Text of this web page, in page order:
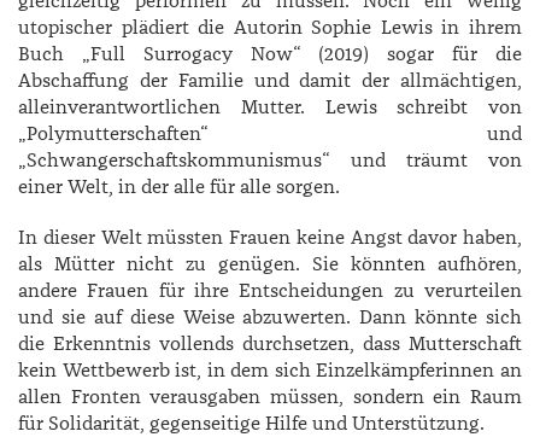
utopischer plädiert die Autorin ­Sophie ­Lewis in ihrem
Buch „Full Surrogacy Now“ (2019) sogar für die
Abschaffung der Familie und damit der allmächtigen,
alleinverantwortlichen Mutter. Lewis schreibt von
„Polymutterschaften“ und
„Schwangerschaftskommunismus“ und träumt von
einer Welt, in der alle für alle sorgen.
In dieser Welt müssten Frauen keine Angst davor haben,
als Mütter nicht zu genügen. Sie könnten aufhören,
andere Frauen für ihre Entscheidungen zu verurteilen
und sie auf diese Weise abzuwerten. Dann könnte sich
die Erkenntnis vollends durchsetzen, dass Mutterschaft
kein Wettbewerb ist, in dem sich Einzelkämpferinnen an
allen Fronten verausgaben müssen, sondern ein Raum
für Solidarität, gegenseitige Hilfe und Unterstützung.